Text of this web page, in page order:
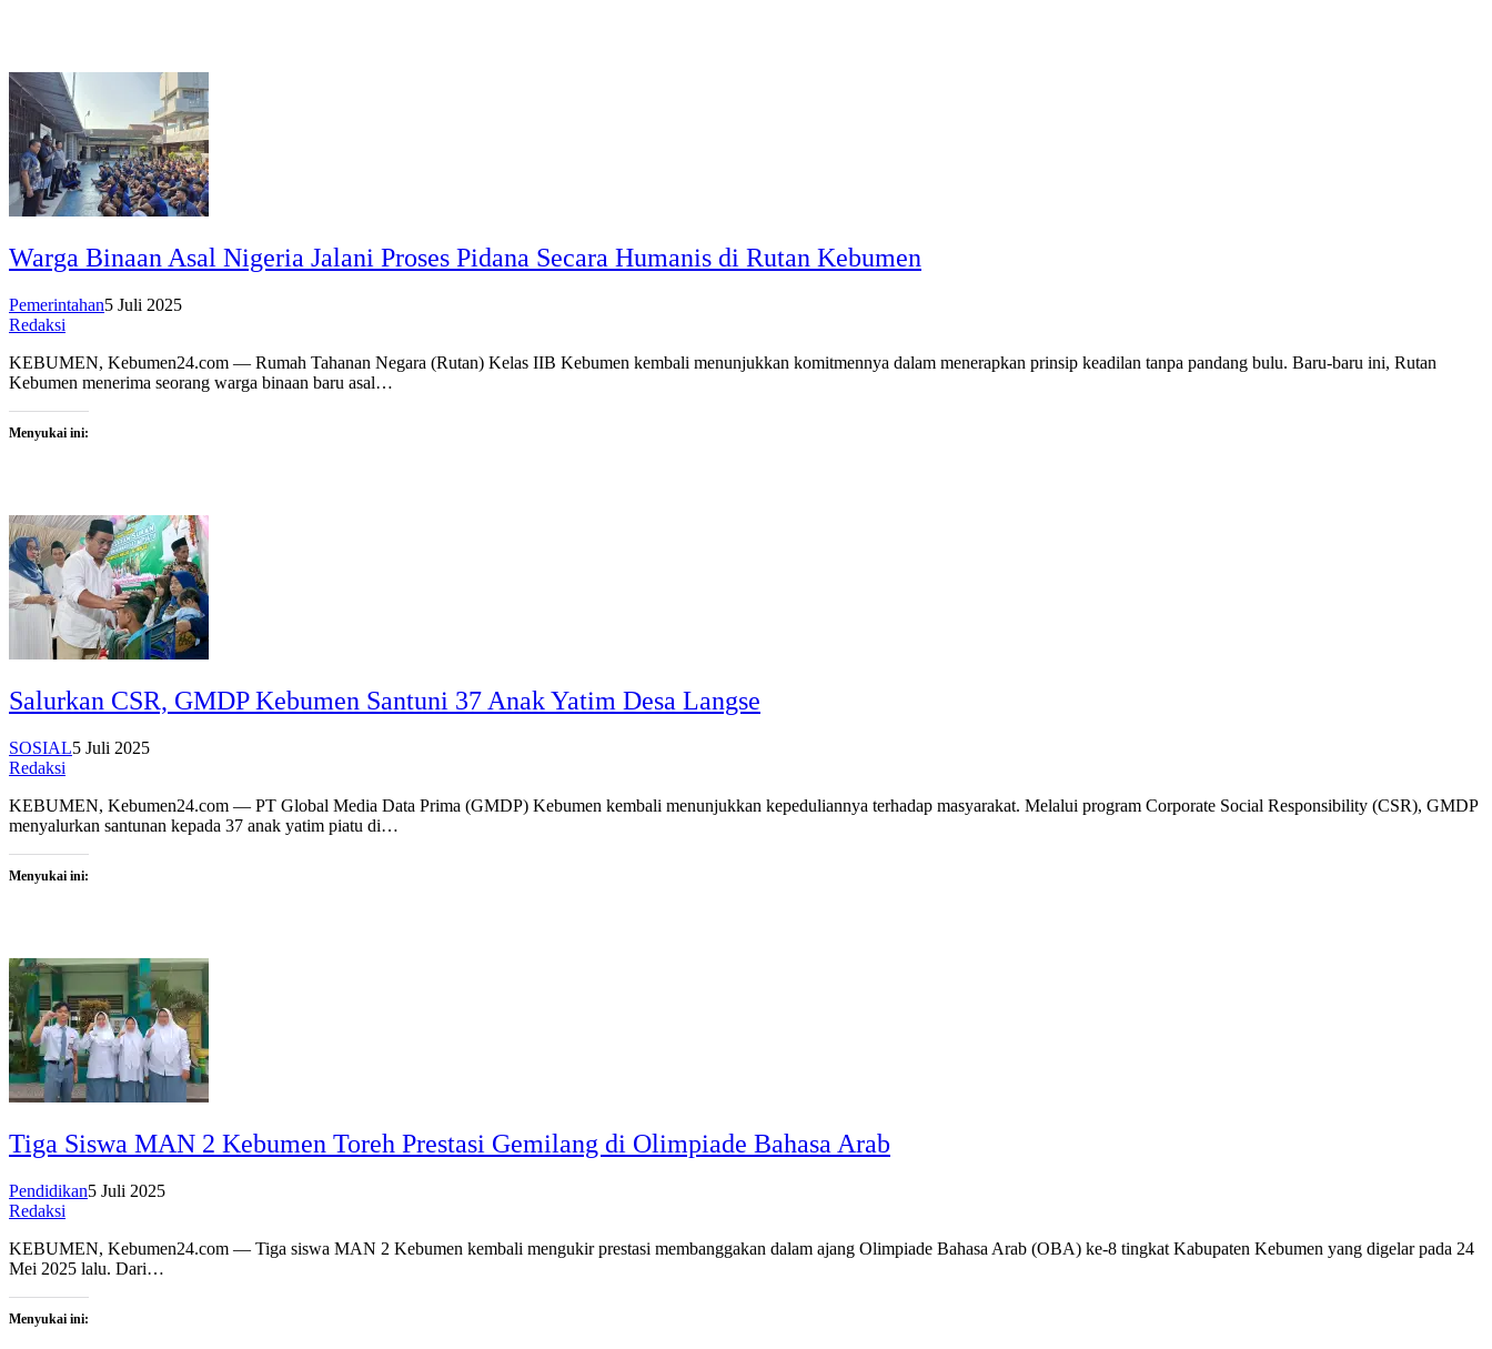
Warga Binaan Asal Nigeria Jalani Proses Pidana Secara Humanis di Rutan Kebumen
Pemerintahan5 Juli 2025
Redaksi
KEBUMEN, Kebumen24.com — Rumah Tahanan Negara (Rutan) Kelas IIB Kebumen kembali menunjukkan komitmennya dalam menerapkan prinsip keadilan tanpa pandang bulu. Baru-baru ini, Rutan
Kebumen menerima seorang warga binaan baru asal…
Menyukai ini:
Salurkan CSR, GMDP Kebumen Santuni 37 Anak Yatim Desa Langse
SOSIAL5 Juli 2025
Redaksi
KEBUMEN, Kebumen24.com — PT Global Media Data Prima (GMDP) Kebumen kembali menunjukkan kepeduliannya terhadap masyarakat. Melalui program Corporate Social Responsibility (CSR), GMDP
menyalurkan santunan kepada 37 anak yatim piatu di…
Menyukai ini:
Tiga Siswa MAN 2 Kebumen Toreh Prestasi Gemilang di Olimpiade Bahasa Arab
Pendidikan5 Juli 2025
Redaksi
KEBUMEN, Kebumen24.com — Tiga siswa MAN 2 Kebumen kembali mengukir prestasi membanggakan dalam ajang Olimpiade Bahasa Arab (OBA) ke-8 tingkat Kabupaten Kebumen yang digelar pada 24
Mei 2025 lalu. Dari…
Menyukai ini: